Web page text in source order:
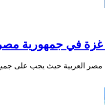
في جمهورية مصر
العربية حيث يجب على